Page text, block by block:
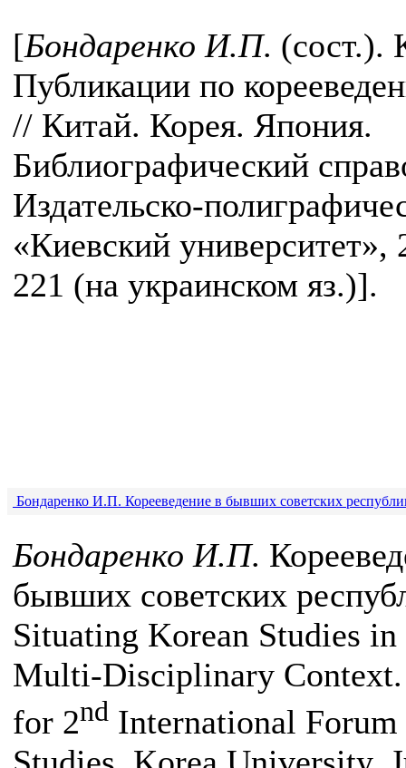
[Бондаренко И.П. (сост.).
Публикации по
// Китай. Корея. Япония.
Библиографический
Издательско-
«Киевский
221 (на украинском яз.)].
Бондаренко И.П. Корееведение в бывших советских
Бондаренко И.П.
бывших советских
Situating Korean Studies
Multi-Disciplinary Context.
for 2nd International